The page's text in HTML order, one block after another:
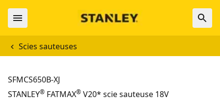
Scies sauteuses
SFMCS650B-XJ
STANLEY® FATMAX® V20* scie sauteuse 18V